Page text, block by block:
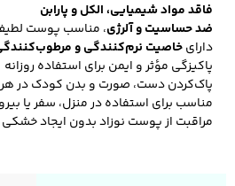
لباس زیر و راحتی
مردانه
فاقد مواد شیمیایی، الکل و پارابن
ضد حساسیت و آلرژی، مناسب پوست
دارایخاصیت نرم‌کنندگی و
پاکیزگی مؤثر و ایمن برای استفاده روزانه
پاک‌کردن دست، صورت و بدن کودک در
مناسب برای استفاده در منزل، سفر یا
مراقبت از پوست نوزاد بدون ایجاد